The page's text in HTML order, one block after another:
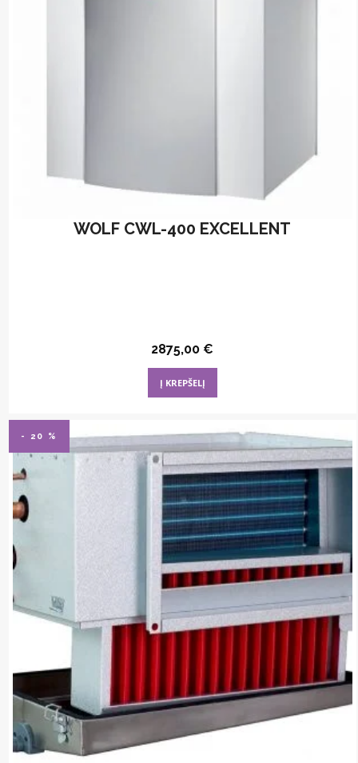
WOLF CWL-400 EXCELLENT
2875,00 €
Į KREPŠELĮ
- 20 %